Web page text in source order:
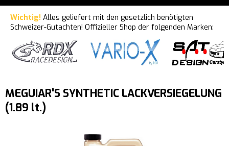
Wichtig! Alles geliefert mit den gesetzlich benötigten
Schweizer-Gutachten! Offizieller Shop der folgenden Marken:
MEGUIAR'S SYNTHETIC LACKVERSIEGELUNG
(1.89 lt.)